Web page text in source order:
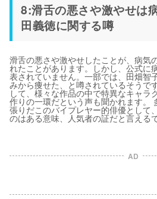
8:滑舌の悪さや激やせは
田義徳に関する噂
滑舌の悪さや激やせしたことが、病気
れたことがあります。しかし、公式に
表されていません。一部では、田畑智
みから痩せた、と噂されているそうで
して、様々な作品の中で特異なキャラ
作りの一環だという声も聞かれます。
張りだこのバイプレヤー的俳優として
のはある意味、人気者の証だと言える
AD